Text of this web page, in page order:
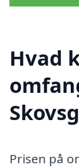
Hvad
Prisen på